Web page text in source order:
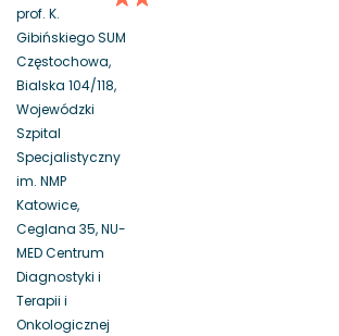
prof. K.
Gibińskiego SUM
Częstochowa,
Bialska 104/118,
Wojewódzki
Szpital
Specjalistyczny
im. NMP
Katowice,
Ceglana 35, NU-
MED Centrum
Diagnostyki i
Terapii i
Onkologicznej